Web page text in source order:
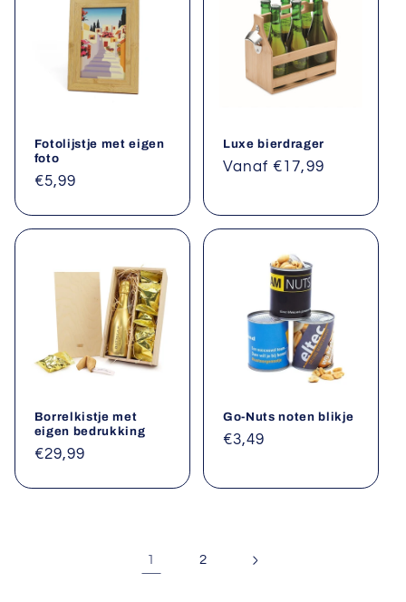
Fotolijstje met eigen
foto
Normale
€5,99
Luxe bierdrager
Normale
Vanaf €17,99
Borrelkistje met
eigen bedrukking
Normale
€29,99
Go-Nuts noten blikje
Normale
€3,49
1 2